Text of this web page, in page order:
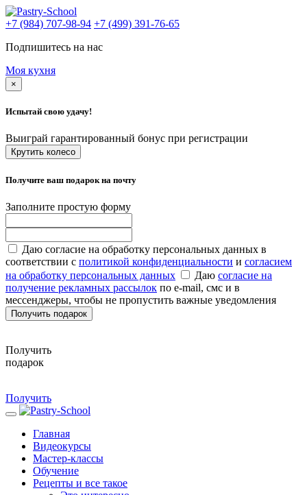
+7 (984) 707-98-94 +7 (499) 391-76-65
Подпишитесь на нас
Моя кухня
×
Испытай свою удачу!
Выиграй гарантированный бонус при регистрации
Крутить колесо
Получите ваш подарок на почту
Заполните простую форму
Даю согласие на обработку персональных данных в
соответствии с политикой конфиденциальности и согласием
на обработку персональных данных
Даю согласие на
получение рекламных рассылок по e-mail, смс и в
мессенджеры, чтобы не пропустить важные уведомления
Получить подарок
Получить
подарок
Получить
Главная
Видеокурсы
Мастер-классы
Обучение
Рецепты и все такое